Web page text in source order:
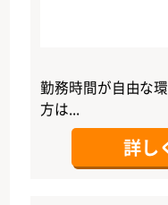
勤務時間が自由な
方は...
詳し